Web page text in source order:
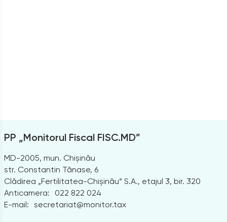
PP „Monitorul Fiscal FISC.MD”
MD-2005, mun. Chișinău
str. Constantin Tănase, 6
Clădirea „Fertilitatea-Chișinău” S.A., etajul 3, bir. 320
Anticamera:
022 822 024
E-mail: secretariat@monitor.tax